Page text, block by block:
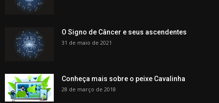
O Signo de Câncer e seus ascendentes
31 de maio de 2021
Conheça mais sobre o peixe Cavalinha
28 de março de 2018